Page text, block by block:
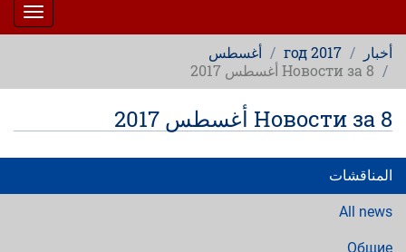
أخبار 2017 год
أغسطس
Новости за 8 أغسطس 2017
Новости за 8 أغسطس 2017
المناقشات
All news
Общие